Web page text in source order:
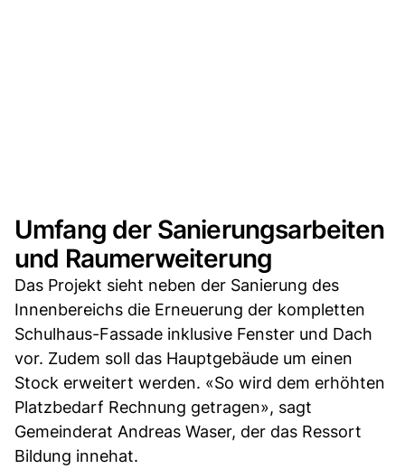
Umfang der Sanierungsarbeiten
und Raumerweiterung
Das Projekt sieht neben der Sanierung des
Innenbereichs die Erneuerung der kompletten
Schulhaus-Fassade inklusive Fenster und Dach
vor. Zudem soll das Hauptgebäude um einen
Stock erweitert werden. «So wird dem erhöhten
Platzbedarf Rechnung getragen», sagt
Gemeinderat Andreas Waser, der das Ressort
Bildung innehat.